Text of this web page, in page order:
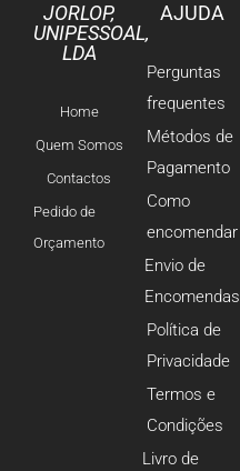
JORLOP,
UNIPESSOAL,
LDA
Home
Quem Somos
Contactos
Pedido de
Orçamento
AJUDA
Perguntas
frequentes
Métodos de
Pagamento
Como
encomendar
Envio de
Encomendas
Política de
Privacidade
Termos e
Condições
Livro de